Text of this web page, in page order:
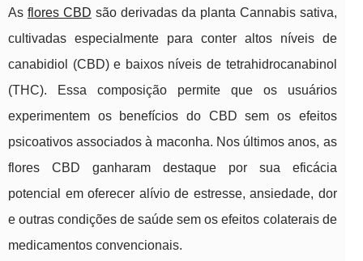
As flores CBD são derivadas da planta Cannabis sativa,
cultivadas especialmente para conter altos níveis de
canabidiol (CBD) e baixos níveis de tetrahidrocanabinol
(THC). Essa composição permite que os usuários
experimentem os benefícios do CBD sem os efeitos
psicoativos associados à maconha. Nos últimos anos, as
flores CBD ganharam destaque por sua eficácia
potencial em oferecer alívio de estresse, ansiedade, dor
e outras condições de saúde sem os efeitos colaterais de
medicamentos convencionais.